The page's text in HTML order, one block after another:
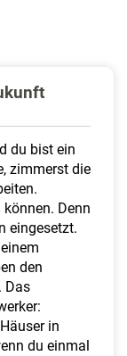
du bist ein
zimmerst die
Denn
eingesetzt.
den
Das
in
du einmal